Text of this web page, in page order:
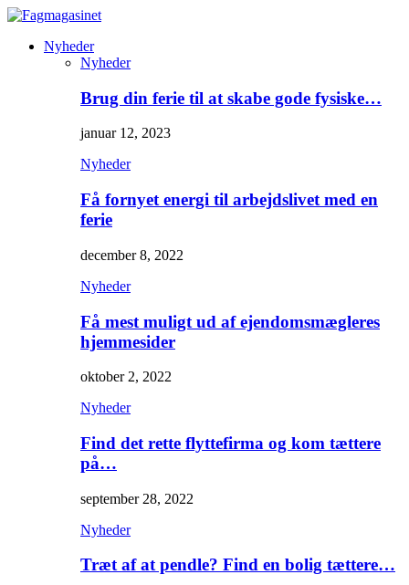
Nyheder
Nyheder
Brug din ferie til at skabe gode fysiske…
januar 12, 2023
Nyheder
Få fornyet energi til arbejdslivet med en
ferie
december 8, 2022
Nyheder
Få mest muligt ud af ejendomsmægleres
hjemmesider
oktober 2, 2022
Nyheder
Find det rette flyttefirma og kom tættere
på…
september 28, 2022
Nyheder
Træt af at pendle? Find en bolig tættere…